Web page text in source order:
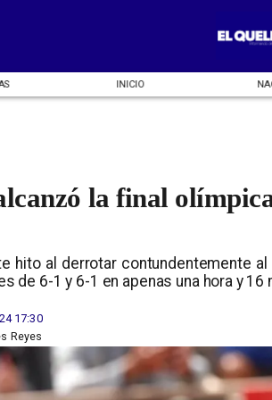
INICIO
la final
hito al derrotar contundentemente al
de 6-1 y 6-1 en apenas una hora y 16
17:30
Reyes